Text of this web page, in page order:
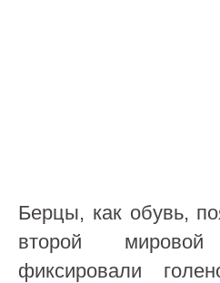
Берцы, как обувь,
второй
фиксировали